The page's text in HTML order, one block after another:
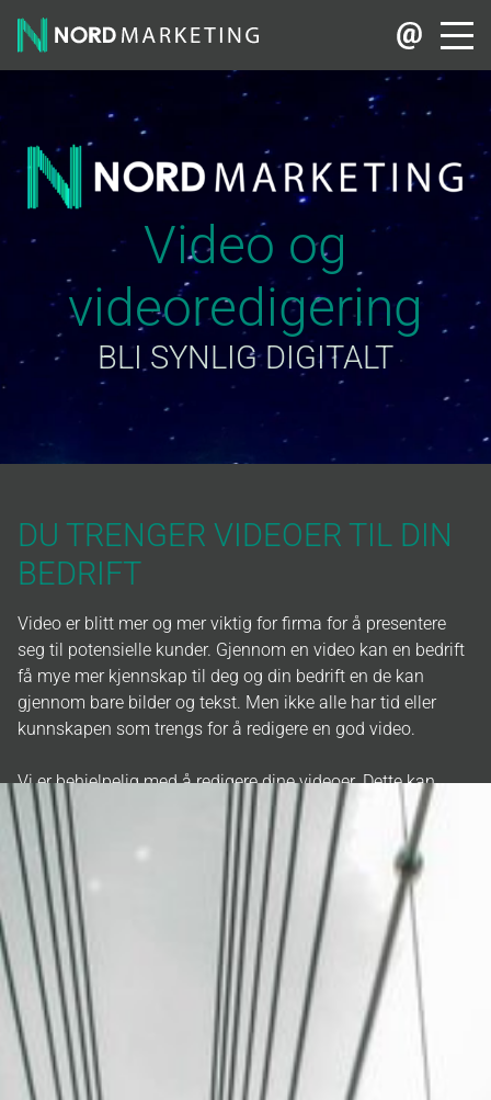
Video og
videoredigering
BLI SYNLIG DIGITALT
DU TRENGER VIDEOER TIL DIN
BEDRIFT
Video er blitt mer og mer viktig for firma for å presentere
seg til potensielle kunder. Gjennom en video kan en bedrift
få mye mer kjennskap til deg og din bedrift en de kan
gjennom bare bilder og tekst. Men ikke alle har tid eller
kunnskapen som trengs for å redigere en god video.
Vi er behjelpelig med å redigere dine videoer. Dette kan
være alt fra klipping, enkle effekter, til redigering av ferdige
videoer.